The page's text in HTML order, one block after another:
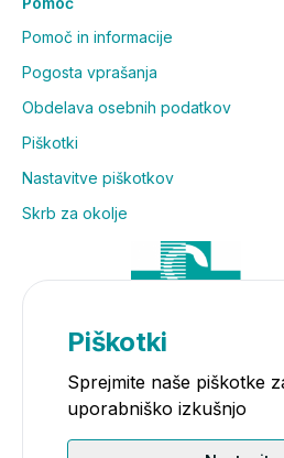
Pomoč in informacije
Pogosta vprašanja
Obdelava osebnih podatkov
Piškotki
Nastavitve piškotkov
Skrb za okolje
Piškotki
Sprejmite naše piškotke
uporabniško izkušnjo